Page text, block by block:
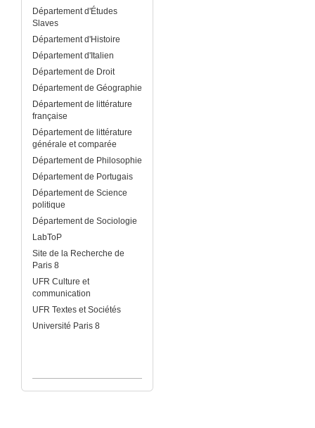
Département d'Études
Slaves
Département d'Histoire
Département d'Italien
Département de Droit
Département de Géographie
Département de littérature
française
Département de littérature
générale et comparée
Département de Philosophie
Département de Portugais
Département de Science
politique
Département de Sociologie
LabToP
Site de la Recherche de
Paris 8
UFR Culture et
communication
UFR Textes et Sociétés
Université Paris 8